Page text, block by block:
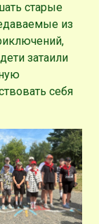
старые
из
затаили
себя